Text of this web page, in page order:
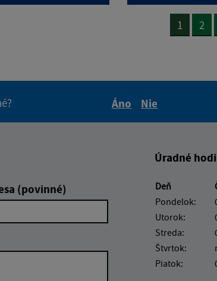
1 2
Áno
Nie
(povinné)
Úradné
Deň
Pondelok:
Utorok:
Streda:
Štvrtok:
Piatok: